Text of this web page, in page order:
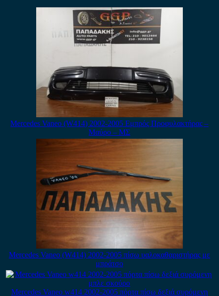
Mercedes Vaneo (W414) 2002-2005 Εμπρός Προφυλακτήρας –
Μαύρο – ΜΣ
Mercedes Vaneo (W414) 2002-2005 πίσω υαλοκαθαριστήρας με
μπράτσο
Mercedes Vaneo w414 2002-2005 πόρτα πίσω δεξιά συρόμενη